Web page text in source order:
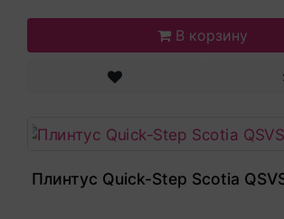
В корзину
Плинтус Quick-Step Scotia